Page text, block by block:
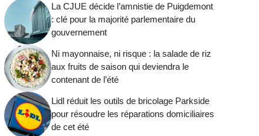
La CJUE décide l’amnistie de Puigdemont
: clé pour la majorité parlementaire du
gouvernement
Ni mayonnaise, ni risque : la salade de riz
aux fruits de saison qui deviendra le
contenant de l’été
Lidl réduit les outils de bricolage Parkside
pour résoudre les réparations domiciliaires
de cet été